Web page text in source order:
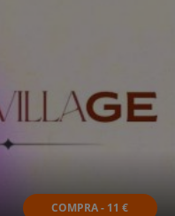
COMPRA - 11 €